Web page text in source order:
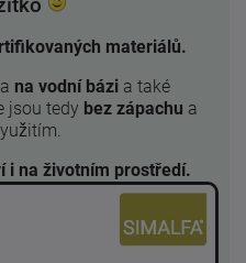
materiálů.
na vodní bázi a také
jsou tedy bez zápachu a
i na životním prostředí.